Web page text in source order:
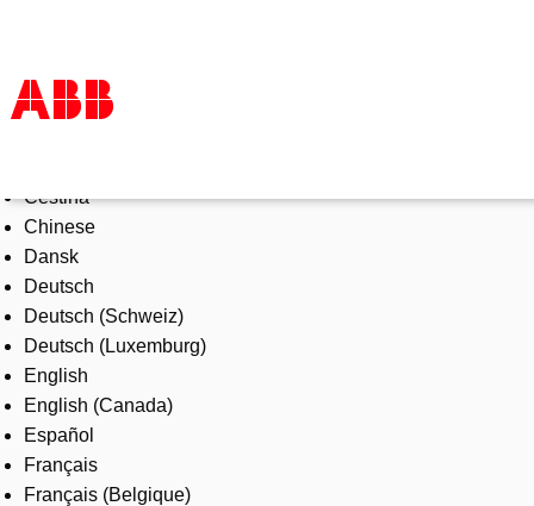
Products & Solutions
Industries
Services
About us
Where to buy
Contact us
Careers
Čeština
Chinese
Dansk
Deutsch
Deutsch (Schweiz)
Deutsch (Luxemburg)
English
English (Canada)
Español
Français
Français (Belgique)